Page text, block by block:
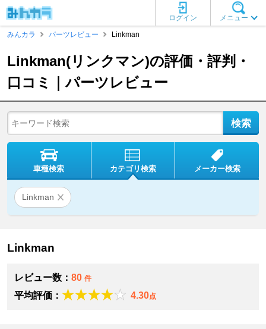
メニュー
ログイン
みんカラ
パーツレビュー Linkman
Linkman(リンクマン)の評価・評判・
口コミ｜パーツレビュー
車種検索 カテゴリ検索 メーカー検索
Linkman
Linkman
レビュー数： 80 件
平均評価： 4.30点